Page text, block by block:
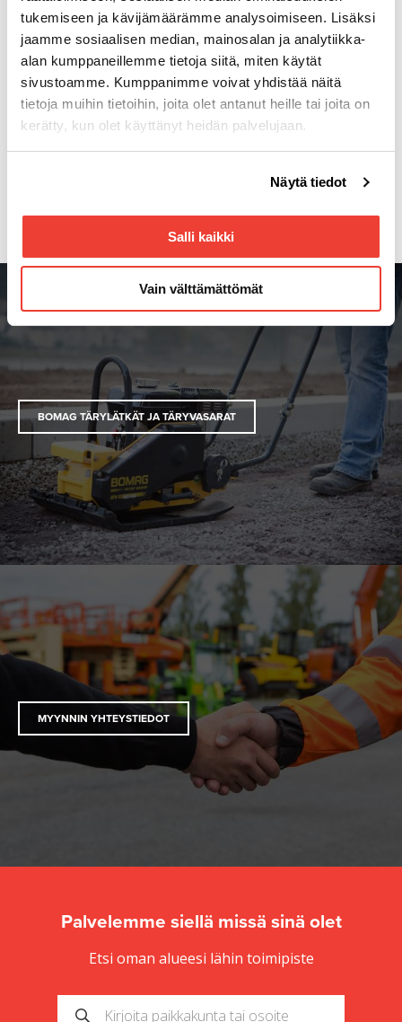
tukemiseen ja kävijämäärämme analysoimiseen. Lisäksi
jaamme sosiaalisen median, mainosalan ja analytiikka-
alan kumppaneillemme tietoja siitä, miten käytät
sivustoamme. Kumppanimme voivat yhdistää näitä
tietoja muihin tietoihin, joita olet antanut heille tai joita on
kerätty, kun olet käyttänyt heidän palvelujaan.
linkistä.
Näytä tiedot
Salli kaikki
Vain välttämättömät
1967.
Lisätiedot:
Teemu Tourunen, tuotepäällikkö maanrakennuskoneet,
puh 050 9112 226,teemu.tourunen@rotator.fi
Janne Salomäki, markkinointijohtaja, puh 0504129013,
janne.salomaki@rotator.fi
BOMAG TÄRYLÄTKÄT JA TÄRYVASARAT
MYYNNIN YHTEYSTIEDOT
Palvelemme siellä missä sinä olet
Etsi oman alueesi lähin toimipiste